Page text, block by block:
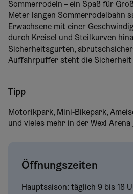
Sommerrodeln – ein Spaß für
Meter langen Sommerrodelbahn
Erwachsene mit einer
durch Kreisel und Steilkurven
Sicherheitsgurten,
Auffahrpuffer steht die
Tipp
Motorikpark, Mini-Bikepark,
und vieles mehr in der Wexl Arena
Öffnungszeiten
Hauptsaison: täglich 9 bis 18